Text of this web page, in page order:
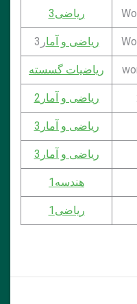
ریاضی3
ریاضی و آمار3
ریاضیات گسسته
ریاضی و آمار2
ریاضی و آمار3
ریاضی و آمار3
هندسه1
ریاضی1